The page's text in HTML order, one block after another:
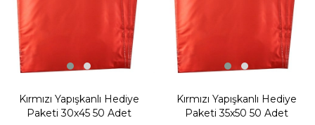
Kırmızı Yapışkanlı Hediye
Paketi 30x45 50 Adet
Kırmızı Yapışkanlı Hediye
Paketi 35x50 50 Adet